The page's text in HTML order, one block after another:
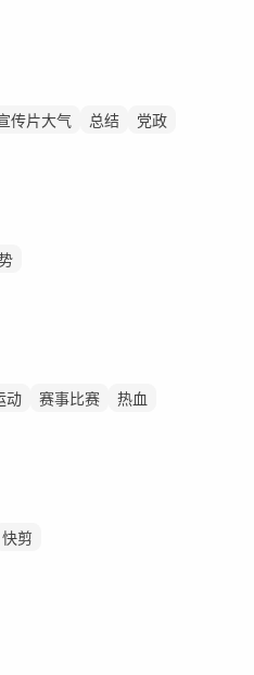
传片大气 总结
党政
动 赛事比赛
热血
快剪